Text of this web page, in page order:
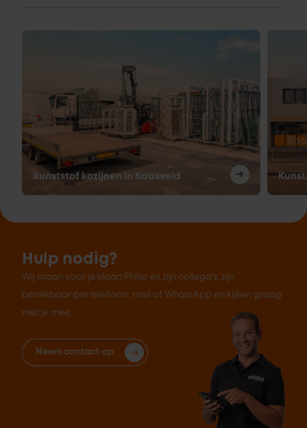
Kunststof kozijnen in Saasveld
Hulp nodig?
Wij staan voor je klaar! Philip en zijn collega's zijn
bereikbaar per telefoon, mail of WhatsApp en kijken graag
met je mee.
Neem contact op